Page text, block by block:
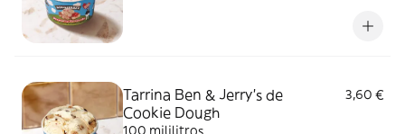
Tarrina Ben & Jerry's de
Cookie Dough
3,60 €
100 mililitros